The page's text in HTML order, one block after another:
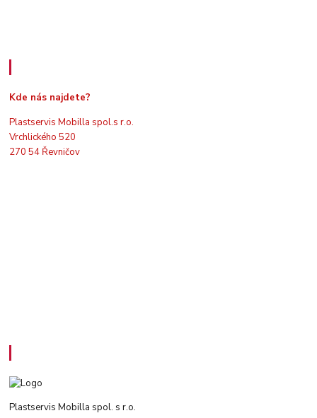
Kde nás najdete?
Plastservis Mobilla spol.s r.o.
Vrchlického 520
270 54 Řevničov
Plastservis Mobilla spol. s r.o.